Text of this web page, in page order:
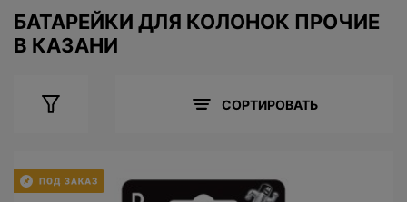
БАТАРЕЙКИ ДЛЯ КОЛОНОК ПРОЧИЕ
В КАЗАНИ
СОРТИРОВАТЬ